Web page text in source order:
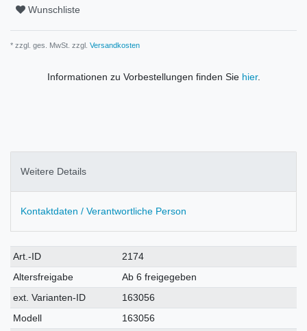
Wunschliste
* zzgl. ges. MwSt. zzgl. Versandkosten
Informationen zu Vorbestellungen finden Sie hier.
Weitere Details
Kontaktdaten / Verantwortliche Person
Technisches
Merkmal
Wert
Art.-ID
2174
Altersfreigabe
Ab 6 freigegeben
ext. Varianten-ID
163056
Modell
163056